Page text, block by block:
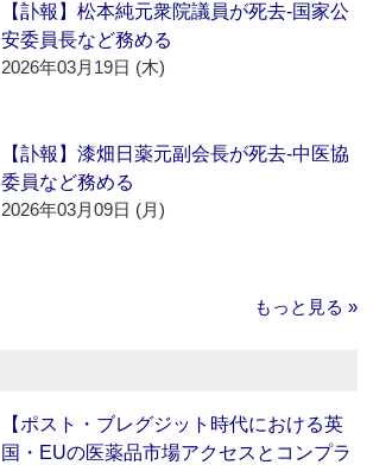
【訃報】松本純元衆院議員が死去‐国家公
安委員長など務める
2026年03月19日 (木)
【訃報】漆畑日薬元副会長が死去‐中医協
委員など務める
2026年03月09日 (月)
もっと見る »
【ポスト・ブレグジット時代における英
国・EUの医薬品市場アクセスとコンプラ